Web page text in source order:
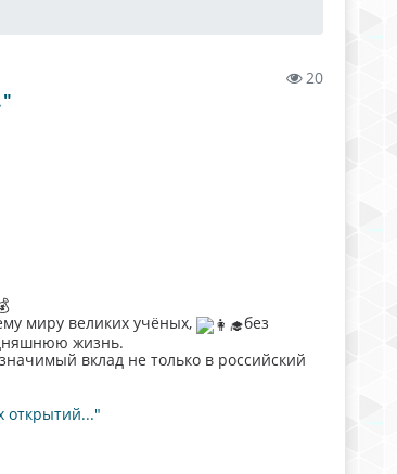
20
миру великих учёных,
без
жизнь.
вклад не только в российский
открытий..."